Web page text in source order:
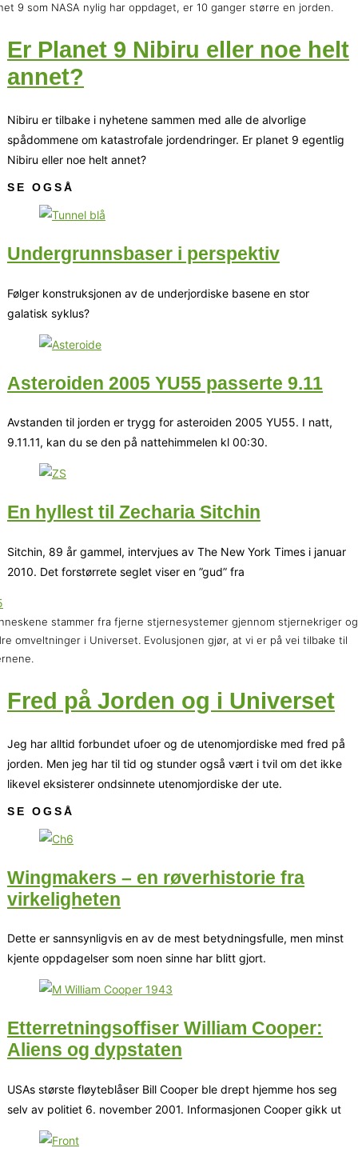
9 som NASA nylig har oppdaget, er 10 ganger større en jorden.
Er Planet 9 Nibiru eller noe helt
annet?
Nibiru er tilbake i nyhetene sammen med alle de alvorlige
spådommene om katastrofale jordendringer. Er planet 9 egentlig
Nibiru eller noe helt annet?
SE OGSÅ
Undergrunnsbaser i perspektiv
Følger konstruksjonen av de underjordiske basene en stor
galatisk syklus?
Asteroiden 2005 YU55 passerte 9.11
Avstanden til jorden er trygg for asteroiden 2005 YU55. I natt,
9.11.11, kan du se den på nattehimmelen kl 00:30.
En hyllest til Zecharia Sitchin
Sitchin, 89 år gammel, intervjues av The New York Times i januar
2010. Det forstørrete seglet viser en ”gud” fra
stammer fra fjerne stjernesystemer gjennom stjernekriger og
omveltninger i Universet. Evolusjonen gjør, at vi er på vei tilbake til
Fred på Jorden og i Universet
Jeg har alltid forbundet ufoer og de utenomjordiske med fred på
jorden. Men jeg har til tid og stunder også vært i tvil om det ikke
likevel eksisterer ondsinnete utenomjordiske der ute.
SE OGSÅ
Wingmakers – en røverhistorie fra
virkeligheten
Dette er sannsynligvis en av de mest betydningsfulle, men minst
kjente oppdagelser som noen sinne har blitt gjort.
Etterretningsoffiser William Cooper:
Aliens og dypstaten
USAs største fløyteblåser Bill Cooper ble drept hjemme hos seg
selv av politiet 6. november 2001. Informasjonen Cooper gikk ut